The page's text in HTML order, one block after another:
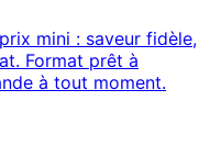
mini : saveur fidèle,
Format prêt à
à tout moment.